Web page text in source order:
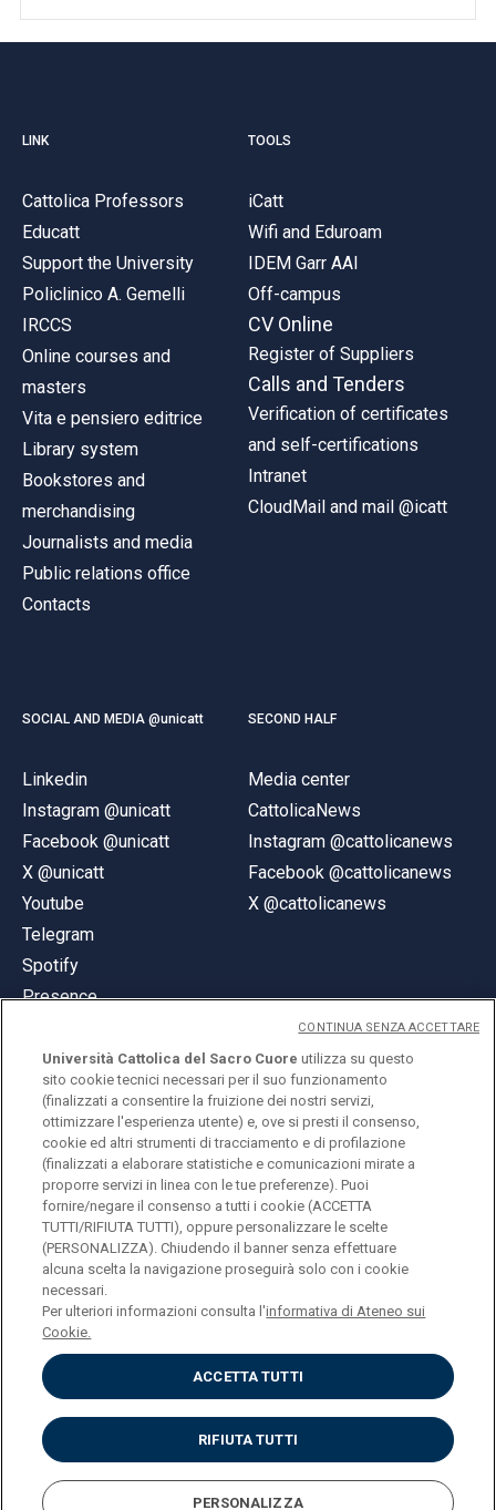
LINK
Cattolica Professors
Educatt
Support the University
Policlinico A. Gemelli
IRCCS
Online courses and
masters
Vita e pensiero editrice
Library system
Bookstores and
merchandising
Journalists and media
Public relations office
Contacts
TOOLS
iCatt
Wifi and Eduroam
IDEM Garr AAI
Off-campus
CV Online
Register of Suppliers
Calls and Tenders
Verification of certificates
and self-certifications
Intranet
CloudMail and mail @icatt
SOCIAL AND MEDIA @unicatt
Linkedin
Instagram @unicatt
Facebook @unicatt
X @unicatt
Youtube
Telegram
Spotify
Presence
SECOND HALF
Media center
CattolicaNews
Instagram @cattolicanews
Facebook @cattolicanews
X @cattolicanews
© Università Cattolica del Sacro Cuore
Largo A. Gemelli 1, 20123 Milan
PI 02133120150
ENGLISH
Privacy
Accessibilità
Cookies
Impostazione Cookies
Università Cattolica del Sacro Cuore utilizza su questo
sito cookie tecnici necessari per il suo funzionamento
(finalizzati a consentire la fruizione dei nostri servizi,
ottimizzare l'esperienza utente) e, ove si presti il consenso,
cookie ed altri strumenti di tracciamento e di profilazione
(finalizzati a elaborare statistiche e comunicazioni mirate a
proporre servizi in linea con le tue preferenze). Puoi
fornire/negare il consenso a tutti i cookie (ACCETTA
TUTTI/RIFIUTA TUTTI), oppure personalizzare le scelte
(PERSONALIZZA). Chiudendo il banner senza effettuare
alcuna scelta la navigazione proseguirà solo con i cookie
necessari.
Per ulteriori informazioni consulta l'informativa di Ateneo sui
Cookie.
ACCETTA TUTTI
RIFIUTA TUTTI
PERSONALIZZA
CONTINUA SENZA ACCETTARE